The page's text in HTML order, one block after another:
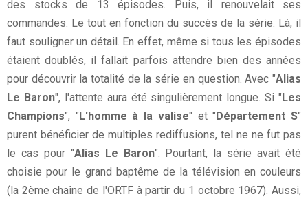
des stocks de 13 épisodes. Puis, il renouvelait ses
commandes. Le tout en fonction du succès de la série. Là, il
faut souligner un détail. En effet, même si tous les épisodes
étaient doublés, il fallait parfois attendre bien des années
pour découvrir la totalité de la série en question. Avec "Alias
Le Baron", l'attente aura été singulièrement longue. Si "Les
Champions", "L'homme à la valise" et "Département S"
purent bénéficier de multiples rediffusions, tel ne ne fut pas
le cas pour "Alias Le Baron". Pourtant, la série avait été
choisie pour le grand baptême de la télévision en couleurs
(la 2ème chaîne de l'ORTF à partir du 1 octobre 1967). Aussi,